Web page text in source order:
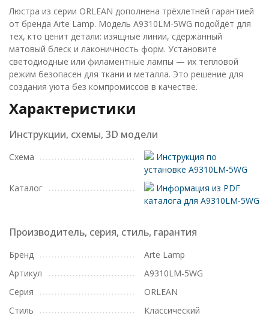
Люстра из серии ORLEAN дополнена трёхлетней гарантией
от бренда Arte Lamp. Модель A9310LM-5WG подойдёт для
тех, кто ценит детали: изящные линии, сдержанный
матовый блеск и лаконичность форм. Установите
светодиодные или филаментные лампы — их тепловой
режим безопасен для ткани и металла. Это решение для
создания уюта без компромиссов в качестве.
Характеристики
Инструкции, схемы, 3D модели
Схема
Инструкция по
установке A9310LM-5WG
Каталог
Информация из PDF
каталога для A9310LM-5WG
Производитель, серия, стиль, гарантия
Бренд
Arte Lamp
Артикул
A9310LM-5WG
Серия
ORLEAN
Стиль
Классический